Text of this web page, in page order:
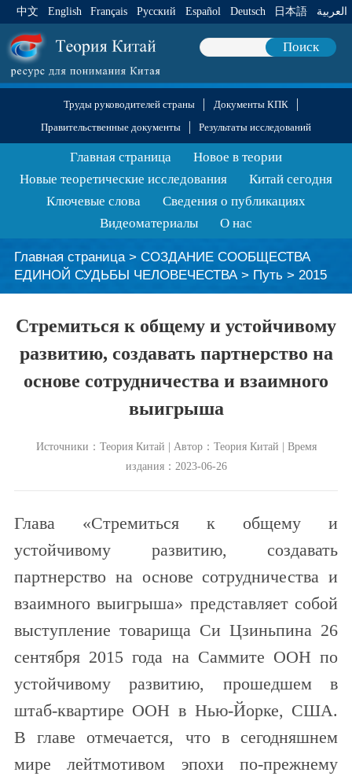
中文 English Français Pусский Español Deutsch 日本語 العربية
Поиск
Труды руководителей страны
Документы КПК
Правительственные документы
Результаты исследований
Главная страница
Новое в теории
Новые теоретические исследования
Китай сегодня
Ключевые слова
Сведения о публикациях
Видеоматериалы
О нас
Главная страница> СОЗДАНИЕ СООБЩЕСТВА
ЕДИНОЙ СУДЬБЫ ЧЕЛОВЕЧЕСТВА> Путь> 2015
Стремиться к общему и устойчивому
развитию, создавать партнерство на
основе сотрудничества и взаимного
выигрыша
Источники：Теория Китай | Автор：Теория Китай | Время
издания：2023-06-26
Глава «Стремиться к общему и
устойчивому развитию, создавать
партнерство на основе сотрудничества и
взаимного выигрыша» представляет собой
выступление товарища Си Цзиньпина 26
сентября 2015 года на Саммите ООН по
устойчивому развитию, прошедшем в
штаб-квартире ООН в Нью-Йорке, США.
В главе отмечается, что в сегодняшнем
мире лейтмотивом эпохи по-прежнему